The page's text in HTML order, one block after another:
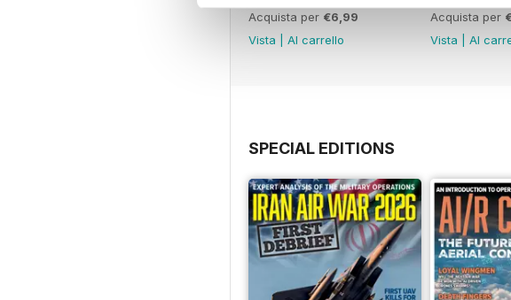
Acquista per €6,99
Vista
Al carrello
Acquista per
Vista
Al
SPECIAL EDITIONS